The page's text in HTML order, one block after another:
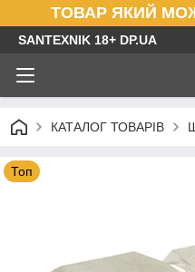
ТОВАР ЯКИЙ
SANTEXNIK 18+ DP.UA
КАТАЛОГ ТОВАРІВ
Топ